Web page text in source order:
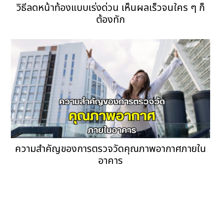
วิธีลดหน้าท้องแบบเร่งด่วน เห็นผลเร็วจนใคร ๆ ก็
ต้องทัก
ความสำคัญของการตรวจวัดคุณภาพอากาศภายใน
อาคาร